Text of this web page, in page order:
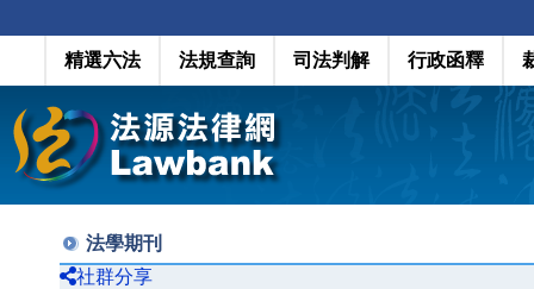
精選六法 法規查詢 司法判解 行政函釋
法學期刊
社群分享